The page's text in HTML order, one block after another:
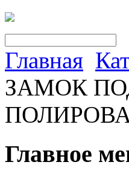
Главная
ЗАМОК
Главное